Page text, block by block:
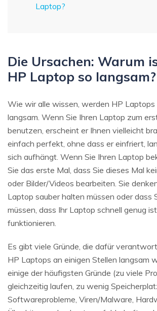
Laptop?
Die Ursachen: Warum
HP Laptop so langsam?
Wie wir alle wissen, werden HP
langsam. Wenn Sie Ihren Laptop zum
benutzen, erscheint er Ihnen vielleicht
einfach perfekt, ohne dass er einfriert,
sich aufhängt. Wenn Sie Ihren Laptop
Sie das erste Mal, dass Sie dieses Mal
oder Bilder/Videos bearbeiten. Sie
Laptop sauber halten müssen oder dass
müssen, dass Ihr Laptop schnell genug
funktionieren.
Es gibt viele Gründe, die dafür
HP Laptops an einigen Stellen langsam
einige der häufigsten Gründe (zu viele
gleichzeitig laufen, zu wenig
Softwareprobleme, Viren/Malware,